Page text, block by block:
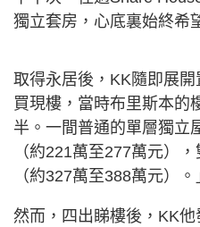
獨立套房，心底裏始終希
取得永居後，KK隨即展
買現樓，當時布里斯本的
半。一間普通的單層獨立
（約221萬至277萬元）
（約327萬至388萬元）。
然而，四出睇樓後，KK